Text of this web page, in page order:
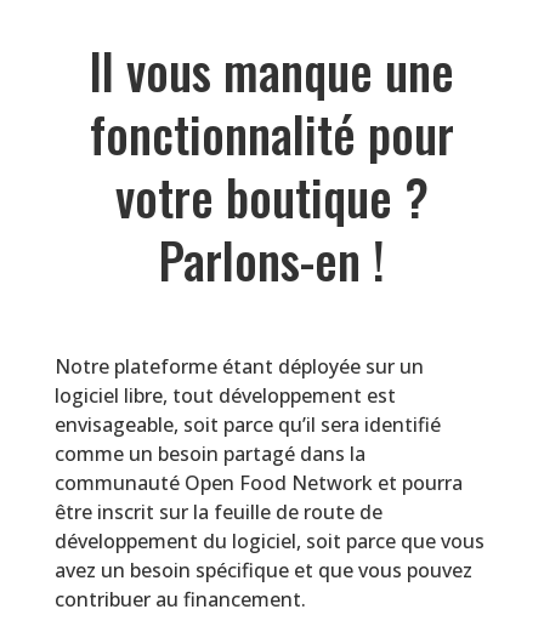
Il vous manque une
fonctionnalité pour
votre boutique ?
Parlons-en !
Notre plateforme étant déployée sur un
logiciel libre, tout développement est
envisageable, soit parce qu’il sera identifié
comme un besoin partagé dans la
communauté Open Food Network et pourra
être inscrit sur la feuille de route de
développement du logiciel, soit parce que vous
avez un besoin spécifique et que vous pouvez
contribuer au financement.